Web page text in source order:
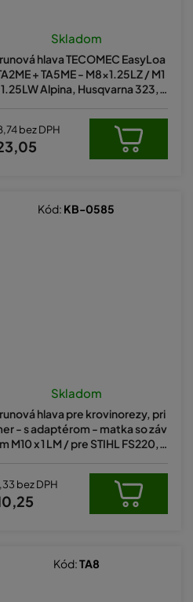
hlava TECOMEC EasyLoa
+ TA5ME - M8x1.25LZ / M1
Alpina, Husqvarna 323, 2
Skladom
bez DPH
hlava pre krovinorezy, pri
- s adaptérom - matka so záv
M10 x 1 LM / pre STIHL FS220, F
Skladom
bez DPH
Kód: KB-0585
Kód:TA8